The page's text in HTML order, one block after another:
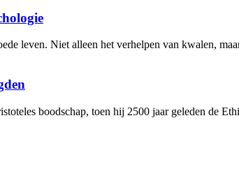
leven. Niet alleen het verhelpen van kwalen,
boodschap, toen hij 2500 jaar geleden de